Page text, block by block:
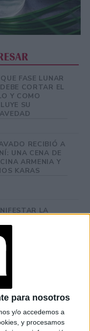
para nosotros
y/o accedemos a
y procesamos
FASE LUNAR
CORTAR EL
Y COMO
SU
RECIBIÓ A
UNA CENA DE
ARMENIA Y
KARAS
LA
LOS
MÁS
PARA
POR LA
MHONI
PLANO
Y